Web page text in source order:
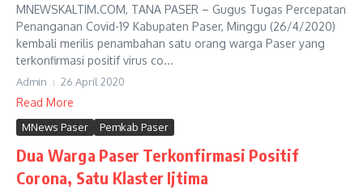
MNEWSKALTIM.COM, TANA PASER – Gugus Tugas Percepatan
Penanganan Covid-19 Kabupaten Paser, Minggu (26/4/2020)
kembali merilis penambahan satu orang warga Paser yang
terkonfirmasi positif virus co...
Admin 26 April 2020
Read More
MNews Paser Pemkab Paser
Dua Warga Paser Terkonfirmasi Positif
Corona, Satu Klaster Ijtima